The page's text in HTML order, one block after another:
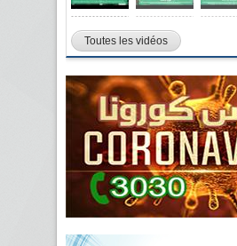
Toutes les vidéos